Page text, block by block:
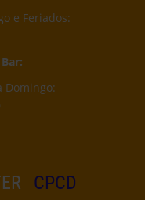
e Feriados:
Domingo:
CPCD